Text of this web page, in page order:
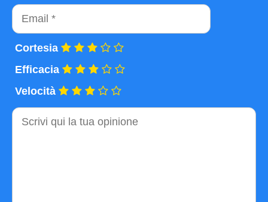
Email
Cortesia
Efficacia
Velocità
Commento